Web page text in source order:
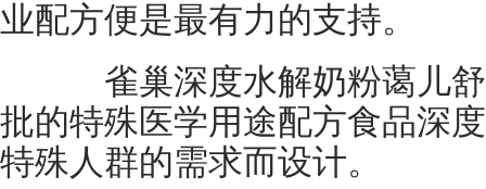
业配方便是最有力的支持。
雀巢深度水解奶粉蔼儿舒
批的特殊医学用途配方食品深
特殊人群的需求而设计。